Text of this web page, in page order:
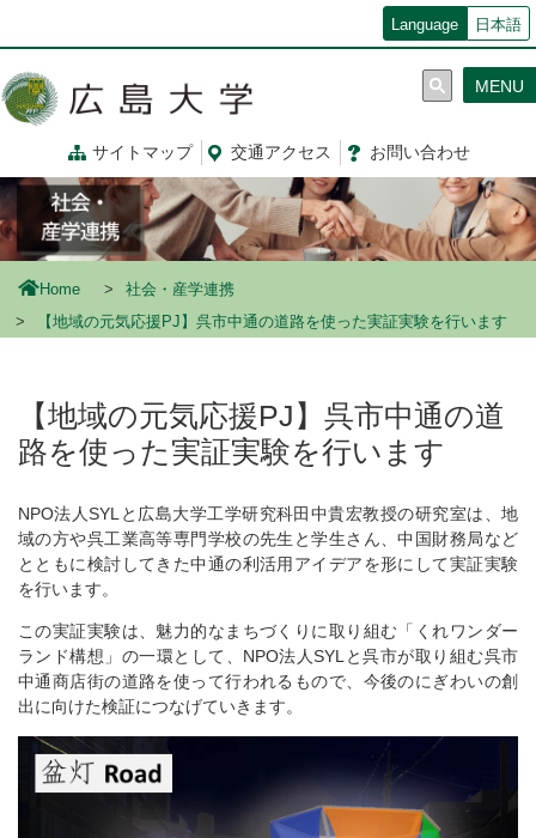
コ
ン
ツ
に
移
動
Language 日本語
サイトマップ 交通アクセス お問い合わせ
MENU
Home
社会・産学連携
【地域の元気応援PJ】呉市中通の道路を使った実証実験を行います
【地域の元気応援PJ】呉市中通の道
路を使った実証実験を行います
NPO法人SYLと広島大学工学研究科田中貴宏教授の研究室は、地
域の方や呉工業高等専門学校の先生と学生さん、中国財務局など
とともに検討してきた中通の利活用アイデアを形にして実証実験
を行います。
この実証実験は、魅力的なまちづくりに取り組む「くれワンダー
ランド構想」の一環として、NPO法人SYLと呉市が取り組む呉市
中通商店街の道路を使って行われるもので、今後のにぎわいの創
出に向けた検証につなげていきます。